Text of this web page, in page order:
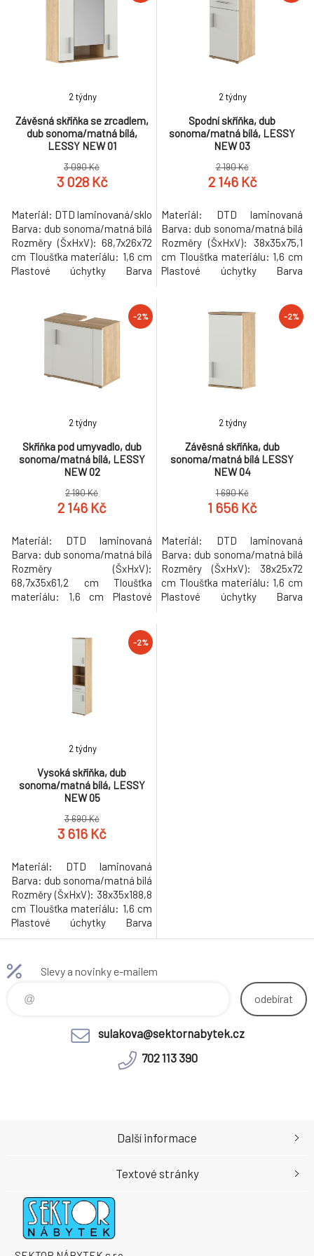
Závěsná skříňka se zrcadlem,
dub sonoma/matná bílá,
LESSY NEW 01
2 týdny
3 090 Kč
3 028 Kč
Materiál: DTD laminovaná/sklo
Barva: dub sonoma/matná bílá
Rozměry (ŠxHxV): 68,7x26x72
cm Tloušťka materiálu: 1,6 cm
Plastové úchytky Barva
(ŠxV): 35x54,5 cm Otevřená
polička Moderní design Kvalitní
Spodní skříňka, dub
sonoma/matná bílá, LESSY
NEW 03
2 týdny
2 190 Kč
2 146 Kč
Materiál: DTD laminovaná
Barva: dub sonoma/matná bílá
Rozměry (ŠxHxV): 38x35x75,1
cm Tloušťka materiálu: 1,6 cm
Plastové úchytky Barva
kluzáků: 1,6 cm 1-dveřová 1
police Výška police: 53 cm 1
-2%
Skříňka pod umyvadlo, dub
sonoma/matná bílá, LESSY
NEW 02
2 týdny
2 190 Kč
2 146 Kč
Materiál: DTD laminovaná
Barva: dub sonoma/matná bílá
Rozměry (ŠxHxV):
68,7x35x61,2 cm Tloušťka
materiálu: 1,6 cm Plastové
kluzáků: šedá Výška kluzáků:
1,6 cm 1-dveřová Vrchní deska
s výřezem na umyvadlo Bez
umyvadla Moderní design
Kvalitní slovenský výrobek
-2%
Závěsná skříňka, dub
sonoma/matná bílá LESSY
NEW 04
2 týdny
1 690 Kč
1 656 Kč
Materiál: DTD laminovaná
Barva: dub sonoma/matná bílá
Rozměry (ŠxHxV): 38x25x72
cm Tloušťka materiálu: 1,6 cm
Plastové úchytky Barva
-2%
Vysoká skříňka, dub
sonoma/matná bílá, LESSY
NEW 05
2 týdny
3 690 Kč
3 616 Kč
Materiál: DTD laminovaná
Barva: dub sonoma/matná bílá
Rozměry (ŠxHxV): 38x35x188,8
cm Tloušťka materiálu: 1,6 cm
Plastové úchytky Barva
úchytek: šedá Plastové kluzáky
kluzáků: 1,6 cm 2dveřová
Policová Otevřený úložný
prostor 1 šuplík Univerzální
Moderní design Dodáváno v
výrobek Hmotnos
Slevy a novinky e-mailem
odebírat
sulakova@sektornabytek.cz
702 113 390
Další informace
Textové stránky